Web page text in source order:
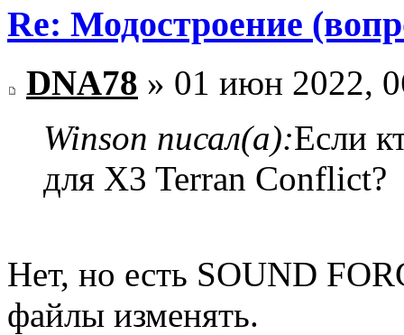
Re: Модостроение
DNA78 » 01 июн 2022,
Winson писал(а):Если
для X3 Terran Conflict?
Нет, но есть SOUND
файлы изменять.